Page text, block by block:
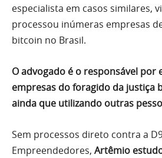
especialista em casos similares,
processou inúmeras empresas
bitcoin no Brasil.
O advogado é o responsável por
empresas do foragido da justiça
ainda que utilizando outras
Sem processos direto contra a
Empreendedores, Artêmio